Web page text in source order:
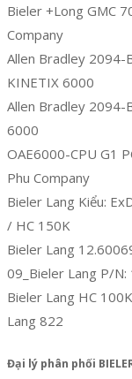
Bieler +Long GMC
Company
Allen Bradley 2094-
KINETIX 6000
Allen Bradley 2094-
6000
OAE6000-CPU G1
Phu Company
Bieler Lang Kiểu:
/ HC 150K
Bieler Lang
09_Bieler Lang P/
Bieler Lang HC
Lang 822
Đại lý phân phối